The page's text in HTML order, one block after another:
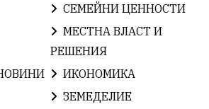
Твърдица ВиКСливен
ЦветомирПетков
СЕМЕЙНИ ЦЕННОСТИ
МЕСТНА ВЛАСТ И
РЕШЕНИЯ
ИКОНОМИКА
ЗЕМЕДЕЛИЕ